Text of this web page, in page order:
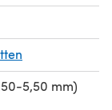
5,50 mm)